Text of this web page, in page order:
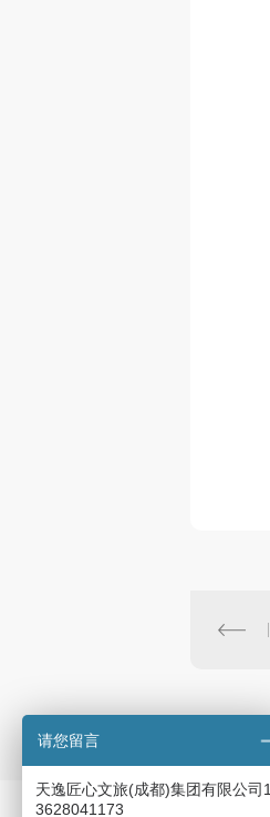
请您留言
天逸匠心文旅(成都)集团有限公司1
3628041173